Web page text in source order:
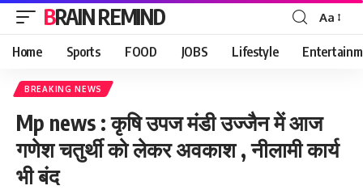
BRAIN REMIND
Font
Resizer
Aa
Home Sports FOOD JOBS Lifestyle
BREAKING NEWS
Mp news : कृषि उपज मंडी उज्जैन में आज
गणेश चतुर्थी को लेकर अवकाश , नीलामी कार्य
भी बंद